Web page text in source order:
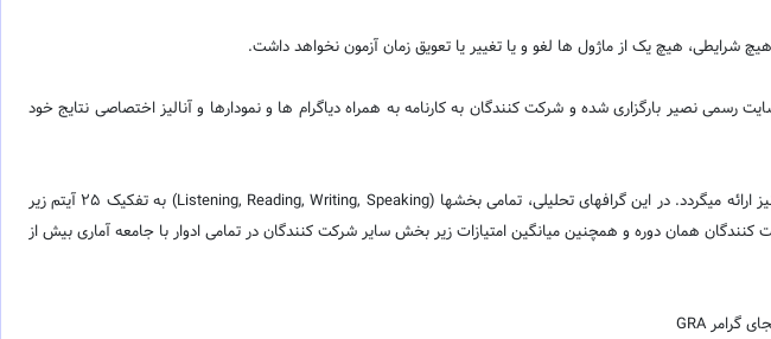
شرایطی، هیچ یک از ماژول ها لغو و یا تغییر یا تعویق زمان آزمون نخواهد داشت.
ساعت 21:00 بر روی پرتال اختصاصی متقاضیان در سایت رسمی نصیر بارگزاری شده و شرکت کنندگان به کارنامه به همراه دیاگرام ها و نمودارها و آنالیز اختصاصی نتایج خود
برای تمامی شرکت کنندگان در آزمون علاوه بر کارنامه ، نمودارها و گراف های تحلیلی نیز ارائه میگردد. در این گرافهای تحلیلی، تمامی بخشها (Listening, Reading, Writing, Speaking) به تفکیک 25 آیتم زیر
کنندگان همان دوره و همچنین میانگین امتیازات زیر بخش سایر شرکت کنندگان در تمامی ادوار با جامعه آماری بیش از